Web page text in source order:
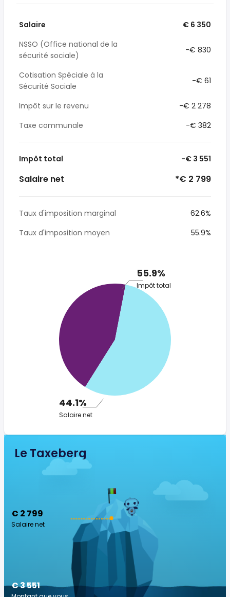
Salaire
€ 6 350
NSSO (Office national de la
sécurité sociale)
-€ 830
Cotisation Spéciale à la
Sécurité Sociale
-€ 61
Impôt sur le revenu
-€ 2 278
Taxe communale
-€ 382
Impôt total -€ 3 551
Salaire net *€ 2 799
Taux d'imposition marginal
62.6%
Taux d'imposition moyen
55.9%
55.9%
Impôt total
44.1%
Salaire net
Le Taxeberg
€ 2 799
Salaire net
€ 3 551